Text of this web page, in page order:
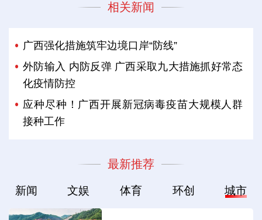
相关新闻
广西强化措施筑牢边境口岸“防线”
外防输入 内防反弹 广西采取九大措施抓好常态
化疫情防控
应种尽种！广西开展新冠病毒疫苗大规模人群
接种工作
最新推荐
新闻 文娱 体育 环创 城市